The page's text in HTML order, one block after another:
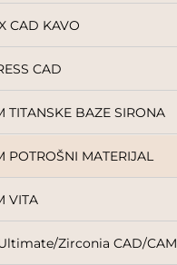
CAD KAVO
CAD
TITANSKE BAZE SIRONA
POTROŠNI MATERIJAL
VITA
Zirconia CAD/CAM